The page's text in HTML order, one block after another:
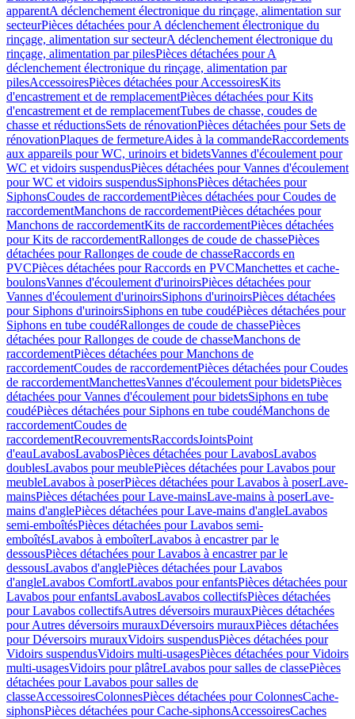
apparentA déclenchement électronique du rinçage, alimentation sur
secteurPièces détachées pour A déclenchement électronique du
rinçage, alimentation sur secteurA déclenchement électronique du
rinçage, alimentation par pilesPièces détachées pour A
déclenchement électronique du rinçage, alimentation par
pilesAccessoiresPièces détachées pour AccessoiresKits
d'encastrement et de remplacementPièces détachées pour Kits
d'encastrement et de remplacementTubes de chasse, coudes de
chasse et réductionsSets de rénovationPièces détachées pour Sets de
rénovationPlaques de fermetureAides à la commandeRaccordements
aux appareils pour WC, urinoirs et bidetsVannes d'écoulement pour
WC et vidoirs suspendusPièces détachées pour Vannes d'écoulement
pour WC et vidoirs suspendusSiphonsPièces détachées pour
SiphonsCoudes de raccordementPièces détachées pour Coudes de
raccordementManchons de raccordementPièces détachées pour
Manchons de raccordementKits de raccordementPièces détachées
pour Kits de raccordementRallonges de coude de chassePièces
détachées pour Rallonges de coude de chasseRaccords en
PVCPièces détachées pour Raccords en PVCManchettes et cache-
boulonsVannes d'écoulement d'urinoirsPièces détachées pour
Vannes d'écoulement d'urinoirsSiphons d'urinoirsPièces détachées
pour Siphons d'urinoirsSiphons en tube coudéPièces détachées pour
Siphons en tube coudéRallonges de coude de chassePièces
détachées pour Rallonges de coude de chasseManchons de
raccordementPièces détachées pour Manchons de
raccordementCoudes de raccordementPièces détachées pour Coudes
de raccordementManchettesVannes d'écoulement pour bidetsPièces
détachées pour Vannes d'écoulement pour bidetsSiphons en tube
coudéPièces détachées pour Siphons en tube coudéManchons de
raccordementCoudes de
raccordementRecouvrementsRaccordsJointsPoint
d'eauLavabosLavabosPièces détachées pour LavabosLavabos
doublesLavabos pour meublePièces détachées pour Lavabos pour
meubleLavabos à poserPièces détachées pour Lavabos à poserLave-
mainsPièces détachées pour Lave-mainsLave-mains à poserLave-
mains d'anglePièces détachées pour Lave-mains d'angleLavabos
semi-emboîtésPièces détachées pour Lavabos semi-
emboîtésLavabos à emboîterLavabos à encastrer par le
dessousPièces détachées pour Lavabos à encastrer par le
dessousLavabos d'anglePièces détachées pour Lavabos
d'angleLavabos ComfortLavabos pour enfantsPièces détachées pour
Lavabos pour enfantsLavabosLavabos collectifsPièces détachées
pour Lavabos collectifsAutres déversoirs murauxPièces détachées
pour Autres déversoirs murauxDéversoirs murauxPièces détachées
pour Déversoirs murauxVidoirs suspendusPièces détachées pour
Vidoirs suspendusVidoirs multi-usagesPièces détachées pour Vidoirs
multi-usagesVidoirs pour plâtreLavabos pour salles de classePièces
détachées pour Lavabos pour salles de
classeAccessoiresColonnesPièces détachées pour ColonnesCache-
siphonsPièces détachées pour Cache-siphonsAccessoiresCaches